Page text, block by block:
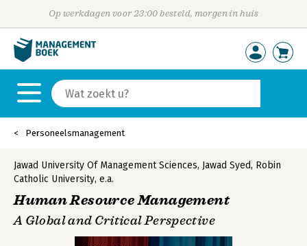
Op werkdagen voor 23:00 besteld, morgen in huis
Personeelsmanagement
Jawad University Of Management Sciences, Jawad Syed, Robin
Catholic University, e.a.
Human Resource Management
A Global and Critical Perspective